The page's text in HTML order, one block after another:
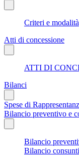
Criteri e modalità
Atti di concessione
ATTI DI
Bilanci
Spese di
Bilancio preventivo e
Bilancio
Bilancio